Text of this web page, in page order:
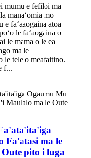
mumu e fefiloi ma
manaʻomia mo
e faʻaaogaina atoa
le faʻaogaina o
le mama o le ea
ma le
le tele o meafaitino.
f...
Fa'atasi ma le
pito i luga